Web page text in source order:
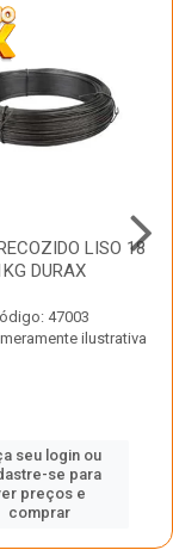
LISO 18
DURAX
47003
ilustrativa
seu login ou
se para
preços e
comprar